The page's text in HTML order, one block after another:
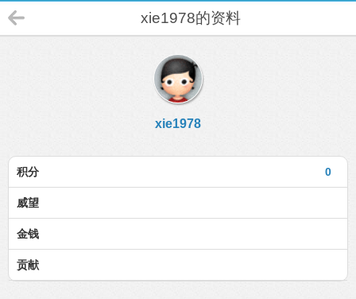
xie1978的资料
xie1978
0
积分
威望
金钱
贡献